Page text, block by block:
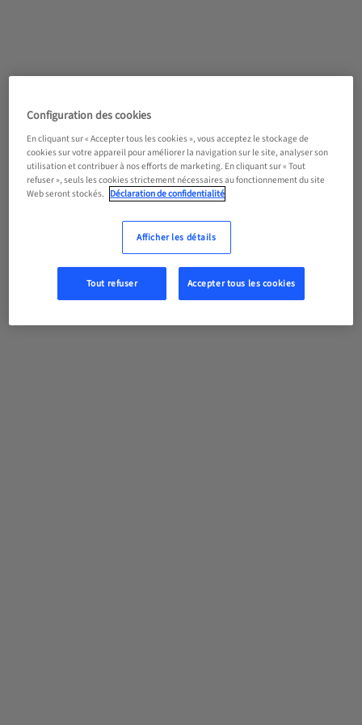
Configuration des cookies
En cliquant sur « Accepter tous les cookies », vous acceptez le stockage de
cookies sur votre appareil pour améliorer la navigation sur le site, analyser son
utilisation et contribuer à nos efforts de marketing. En cliquant sur « Tout
refuser », seuls les cookies strictement nécessaires au fonctionnement du site
Web seront stockés. Déclaration de confidentialité
Afficher les détails
Tout refuser Accepter tous les cookies